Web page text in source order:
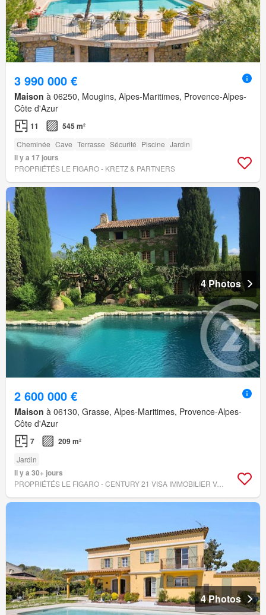
3 990 000 €
Maison à 06250, Mougins, Alpes-Maritimes, Provence-Alpes-
Côte d'Azur
11 545 m²
Cheminée Cave Terrasse Sécurité Piscine Jardin
Il y a 17 jours
PROPRIÉTÉS LE FIGARO - KRETZ & PARTNERS
4 Photos
2 600 000 €
Maison à 06130, Grasse, Alpes-Maritimes, Provence-Alpes-
Côte d'Azur
7 209 m²
Jardin
Il y a 30+ jours
PROPRIÉTÉS LE FIGARO - CENTURY 21 VISA IMMOBILIER VALBONNE
4 Photos